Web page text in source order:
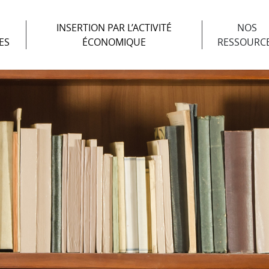
INSERTION PAR L’ACTIVITÉ
ÉCONOMIQUE
NOS